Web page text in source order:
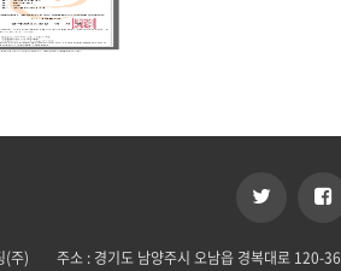
(주) 주소 : 경기도 남양주시 오남읍 경복대로 120-36